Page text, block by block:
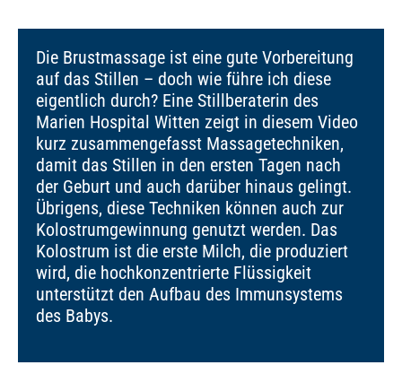
Die Brustmassage ist eine gute Vorbereitung
auf das Stillen – doch wie führe ich diese
eigentlich durch? Eine Stillberaterin des
Marien Hospital Witten zeigt in diesem Video
kurz zusammengefasst Massagetechniken,
damit das Stillen in den ersten Tagen nach
der Geburt und auch darüber hinaus gelingt.
Übrigens, diese Techniken können auch zur
Kolostrumgewinnung genutzt werden. Das
Kolostrum ist die erste Milch, die produziert
wird, die hochkonzentrierte Flüssigkeit
unterstützt den Aufbau des Immunsystems
des Babys.